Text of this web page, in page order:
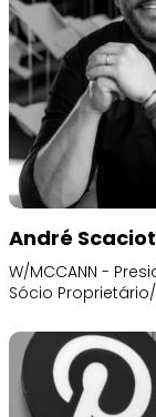
André
W/MCCANN -
Sócio